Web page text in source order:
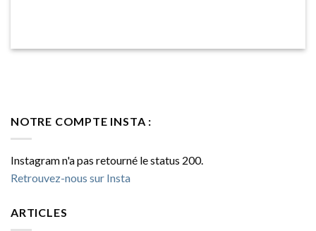
NOTRE COMPTE INSTA :
Instagram n'a pas retourné le status 200.
Retrouvez-nous sur Insta
ARTICLES